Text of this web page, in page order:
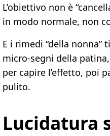
L’obiettivo non è
in modo normale, non
E i rimedi “della
micro-segni della
per capire l’effetto, poi
pulito.
Lucidatura